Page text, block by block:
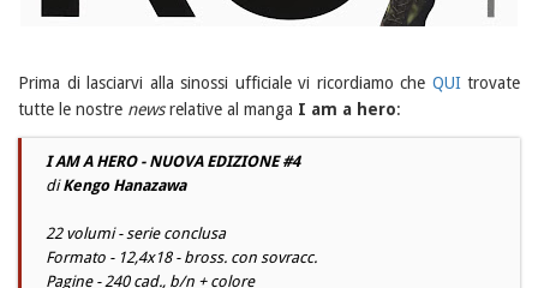
Prima di lasciarvi alla sinossi ufficiale vi ricordiamo che QUItrovate
tutte le nostre newsrelative al manga I am a hero:
I AM A HERO - NUOVA EDIZIONE #4
diKengo Hanazawa
22 volumi - serie conclusa
Formato - 12,4x18 - bross. con sovracc.
Pagine - 240 cad., b/n + colore